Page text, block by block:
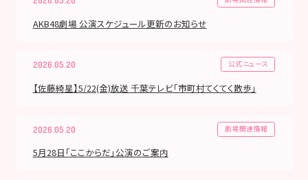
AKB48劇場 公演スケジュール更新のお知らせ
2026.05.20 公式ニュース
【佐藤綺星】5/22(金)放送 千葉テレビ「市町村てくてく散歩」
2026.05.20 劇場関連情報
5月28日「ここからだ」公演のご案内